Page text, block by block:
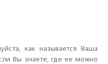
как называется Ваша
Вы знаете, где ее можно